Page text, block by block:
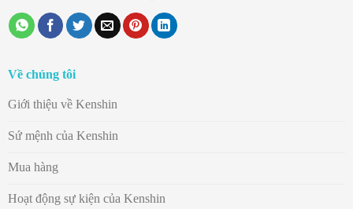
Về chúng tôi
Giới thiệu về Kenshin
Sứ mệnh của Kenshin
Mua hàng
Hoạt động sự kiện của Kenshin